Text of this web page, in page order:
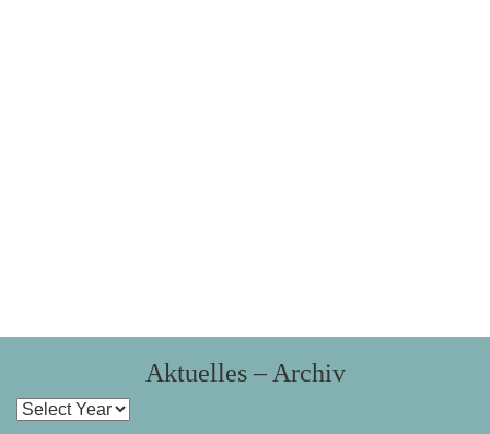
Aktuelles – Archiv